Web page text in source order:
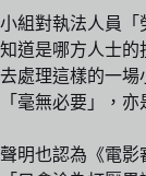
小組對執法人員「
知道是哪方人士的
去處理這樣的一場
「毫無必要」，
聲明也認為《電影